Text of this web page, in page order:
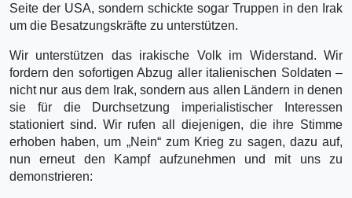
Seite der USA, sondern schickte sogar Truppen in den Irak
um die Besatzungskräfte zu unterstützen.
Wir unterstützen das irakische Volk im Widerstand. Wir
fordern den sofortigen Abzug aller italienischen Soldaten –
nicht nur aus dem Irak, sondern aus allen Ländern in denen
sie für die Durchsetzung imperialistischer Interessen
stationiert sind. Wir rufen all diejenigen, die ihre Stimme
erhoben haben, um „Nein“ zum Krieg zu sagen, dazu auf,
nun erneut den Kampf aufzunehmen und mit uns zu
demonstrieren: